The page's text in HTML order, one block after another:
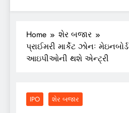
Home
શેર બજાર
પ્રાઈમરી માર્કેટ ઝોનઃ
આઇપીઓની થશે એન્ટ્રી
IPO શેર બજાર